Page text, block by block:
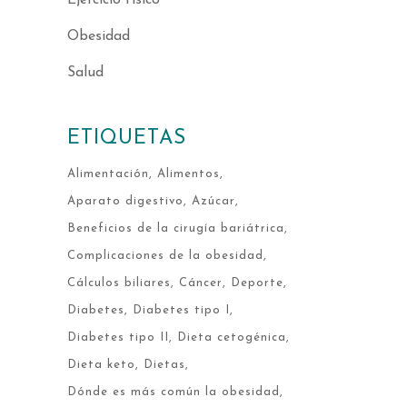
Obesidad
Salud
ETIQUETAS
Alimentación Alimentos
Aparato digestivo Azúcar
Beneficios de la cirugía bariátrica
Complicaciones de la obesidad
Cálculos biliares Cáncer Deporte
Diabetes Diabetes tipo I
Diabetes tipo II Dieta cetogénica
Dieta keto Dietas
Dónde es más común la obesidad